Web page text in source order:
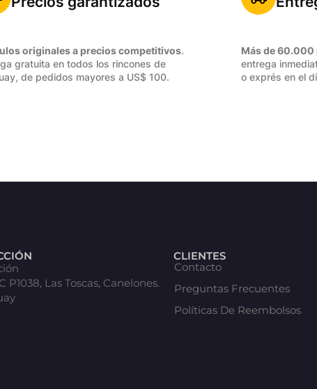
originales a precios competitivos.
gratuita en todos los rincones de
de pedidos mayores a US$ 100.
Más de
entrega
o exprés en el
P1038, Las Toscas, Canelones.
CLIENTES
Contacto
Preguntas Frecuentes
Políticas De Reembolsos